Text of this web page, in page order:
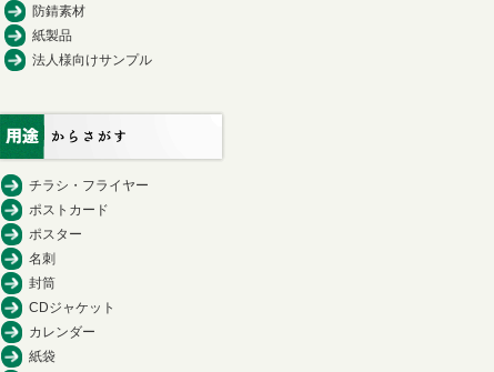
防錆素材
紙製品
法人様向けサンプル
チラシ・フライヤー
ポストカード
ポスター
名刺
封筒
CDジャケット
カレンダー
紙袋